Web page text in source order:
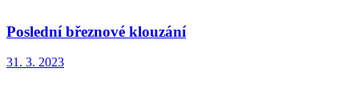
Poslední březnové klouzání
31. 3. 2023